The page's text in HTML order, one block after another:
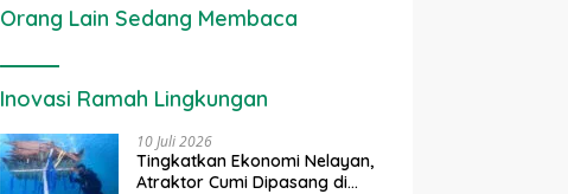
Orang Lain Sedang Membaca
Inovasi Ramah Lingkungan
10 Juli 2026
Tingkatkan Ekonomi Nelayan,
Atraktor Cumi Dipasang di